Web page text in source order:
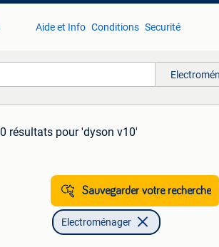
Aide et Info Conditions Securité
résultats pour 'dyson v10'
Sauvegarder votre recherche
Electroménager